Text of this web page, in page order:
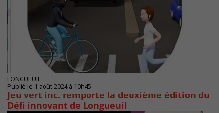
LONGUEUIL
Publié le 1 août 2024 à 10h45
Jeu vert inc. remporte la deuxième édition du
Défi innovant de Longueuil